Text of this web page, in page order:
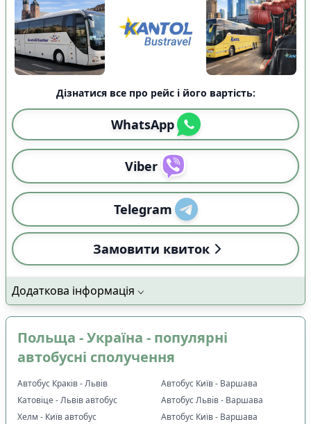
Дізнатися все про рейс і його вартість:
WhatsApp
Viber
Telegram
Замовити квиток
Додаткова інформація
Польща - Україна - популярні
автобусні сполучення
Автобус Краків - Львів
Катовіце - Львів автобус
Хелм - Київ автобус
Автобус Київ - Варшава
Автобус Львів - Варшава
Автобус Київ - Варшава